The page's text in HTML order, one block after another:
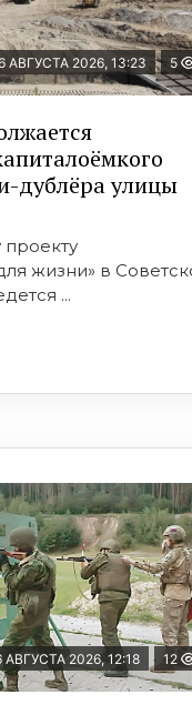
АВГУСТА 2026, 13:23 5
дублёра улицы
жизни» в
...
АВГУСТА 2026, 12:18 12